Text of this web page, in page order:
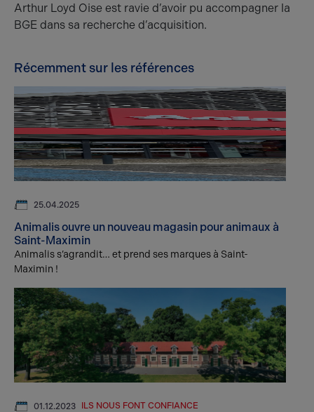
Arthur Loyd Oise est ravie d’avoir pu accompagner la
BGE dans sa recherche d’acquisition.
Récemment sur les références
25.04.2025
Animalis ouvre un nouveau magasin pour animaux à
Saint-Maximin
Animalis s’agrandit… et prend ses marques à Saint-
Maximin !
01.12.2023 ILS NOUS FONT CONFIANCE